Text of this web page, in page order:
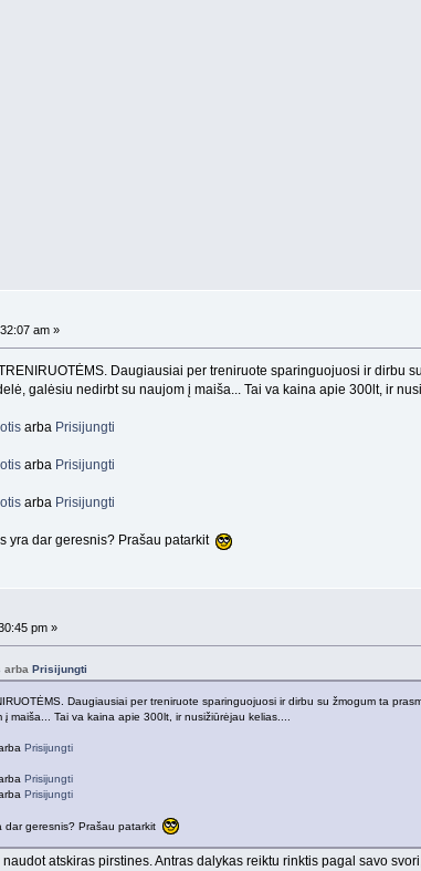
am »
Daugiausiai per treniruote sparinguojuosi ir dirbu
galėsiu nedirbt su naujom į maiša... Tai va kaina apie 300lt, ir
arba Prisijungti
arba Prisijungti
arba Prisijungti
yra dar geresnis? Prašau patarkit
pm »
arba Prisijungti
Daugiausiai per treniruote sparinguojuosi ir dirbu su žmogum ta
Tai va kaina apie 300lt, ir nusižiūrėjau kelias....
Prisijungti
Prisijungti
Prisijungti
dar geresnis? Prašau patarkit
atskiras pirstines. Antras dalykas reiktu rinktis pagal savo